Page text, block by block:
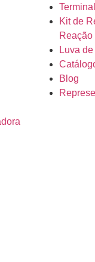
Kit de
Reação
Luva
Blog